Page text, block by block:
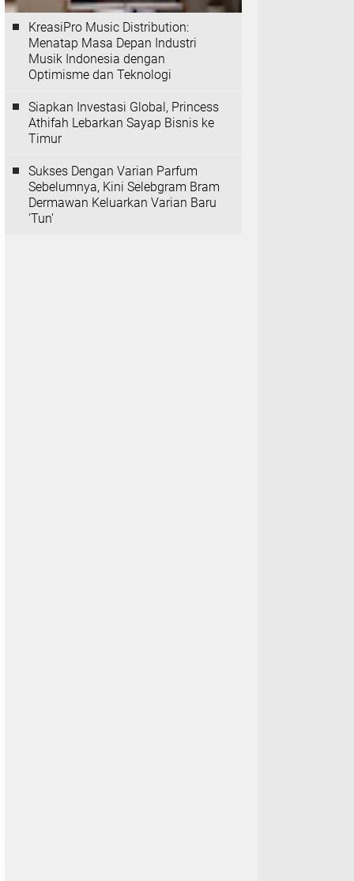
KreasiPro Music Distribution:
Menatap Masa Depan Industri
Musik Indonesia dengan
Optimisme dan Teknologi
Siapkan Investasi Global, Princess
Athifah Lebarkan Sayap Bisnis ke
Timur
Sukses Dengan Varian Parfum
Sebelumnya, Kini Selebgram Bram
Dermawan Keluarkan Varian Baru
'Tun'